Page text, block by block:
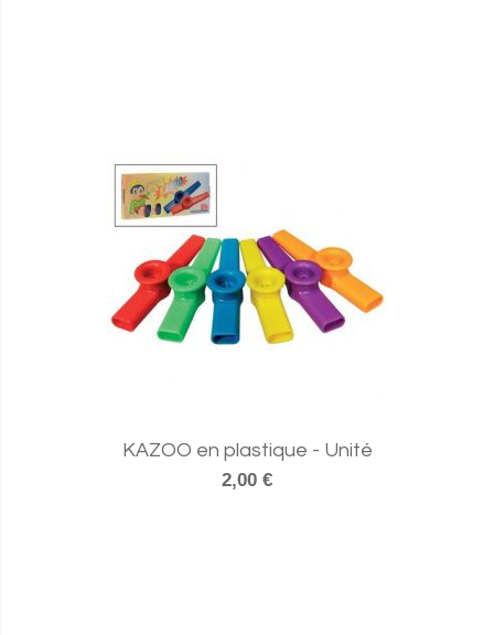
KAZOO en plastique - Unité
2,00 €